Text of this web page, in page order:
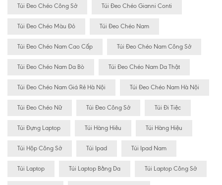
Túi Đeo Chéo Công Sở Túi Đeo Chéo Gianni Conti
Túi Đeo Chéo Màu Đỏ Túi Đeo Chéo Nam
Túi Đeo Chéo Nam Cao Cấp Túi Đeo Chéo Nam Công Sở
Túi Đeo Chéo Nam Da Bò Túi Đeo Chéo Nam Da Thật
Túi Đeo Chéo Nam Giá Rẻ Hà Nội Túi Đeo Chéo Nam Hà Nội
Túi Đeo Chéo Nữ Túi Đeo Công Sở Túi Đi Tiệc
Túi Đựng Laptop Túi Hàng Hiêu Túi Hàng Hiệu
Túi Hộp Công Sở Túi Ipad Túi Ipad Nam
Túi Laptop Túi Laptop Bằng Da Túi Laptop Công Sở